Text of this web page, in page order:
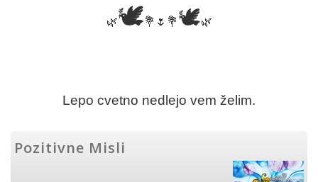
🌿🕊💐🌷💐 🕊🌿
Lepo cvetno nedlejo vem želim.
Pozitivne Misli